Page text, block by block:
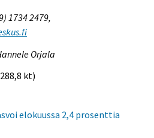
1734 2479,
Orjala
kt)
elokuussa 2,4 prosenttia